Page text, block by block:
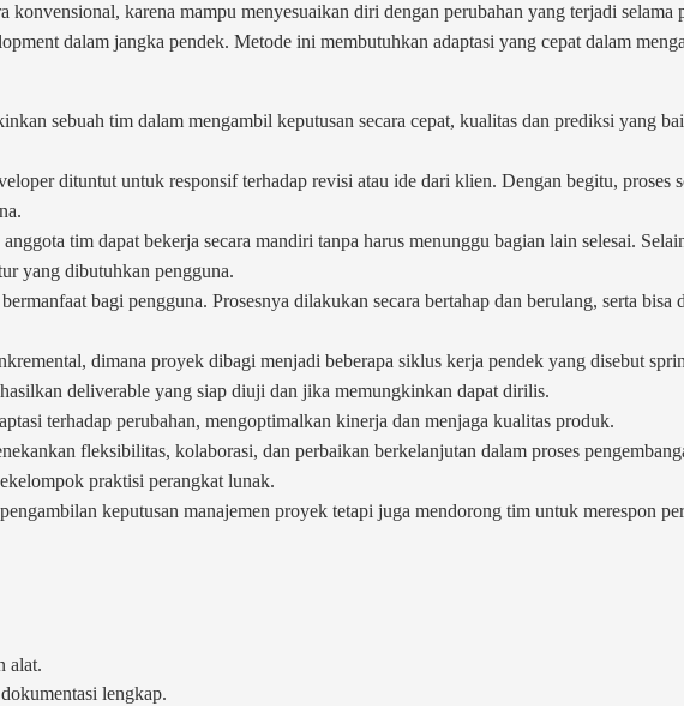
karena mampu menyesuaikan diri dengan perubahan yang terjadi selama
dalam jangka pendek. Metode ini membutuhkan adaptasi yang cepat dalam
sebuah tim dalam mengambil keputusan secara cepat, kualitas dan prediksi yang
dituntut untuk responsif terhadap revisi atau ide dari klien. Dengan begitu, proses
tim dapat bekerja secara mandiri tanpa harus menunggu bagian lain selesai.
yang dibutuhkan pengguna.
bagi pengguna. Prosesnya dilakukan secara bertahap dan berulang, serta bisa
dimana proyek dibagi menjadi beberapa siklus kerja pendek yang disebut
deliverable yang siap diuji dan jika memungkinkan dapat dirilis.
terhadap perubahan, mengoptimalkan kinerja dan menjaga kualitas produk.
fleksibilitas, kolaborasi, dan perbaikan berkelanjutan dalam proses
praktisi perangkat lunak.
keputusan manajemen proyek tetapi juga mendorong tim untuk merespon
alat.
lengkap.